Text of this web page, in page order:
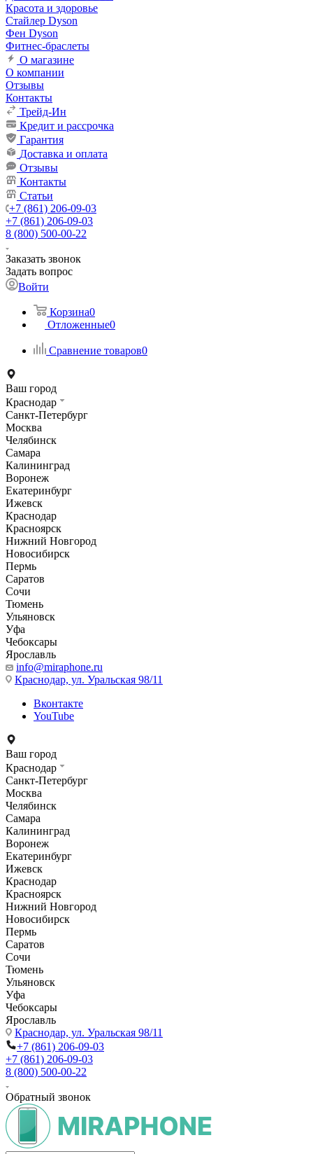
Красота и здоровье
Стайлер Dyson
Фен Dyson
Фитнес-браслеты
О магазине
О компании
Отзывы
Контакты
Трейд-Ин
Кредит и рассрочка
Гарантия
Доставка и оплата
Отзывы
Контакты
Статьи
+7 (861) 206-09-03
+7 (861) 206-09-03
8 (800) 500-00-22
Заказать звонок
Задать вопрос
Войти
Корзина0
Отложенные0
Сравнение товаров0
Ваш город
Краснодар
Санкт-Петербург
Москва
Челябинск
Самара
Калининград
Воронеж
Екатеринбург
Ижевск
Краснодар
Красноярск
Нижний Новгород
Новосибирск
Пермь
Саратов
Сочи
Тюмень
Ульяновск
Уфа
Чебоксары
Ярославль
info@miraphone.ru
Краснодар, ул. Уральская 98/11
Вконтакте
YouTube
Ваш город
Краснодар
Санкт-Петербург
Москва
Челябинск
Самара
Калининград
Воронеж
Екатеринбург
Ижевск
Краснодар
Красноярск
Нижний Новгород
Новосибирск
Пермь
Саратов
Сочи
Тюмень
Ульяновск
Уфа
Чебоксары
Ярославль
Краснодар, ул. Уральская 98/11
+7 (861) 206-09-03
+7 (861) 206-09-03
8 (800) 500-00-22
Обратный звонок